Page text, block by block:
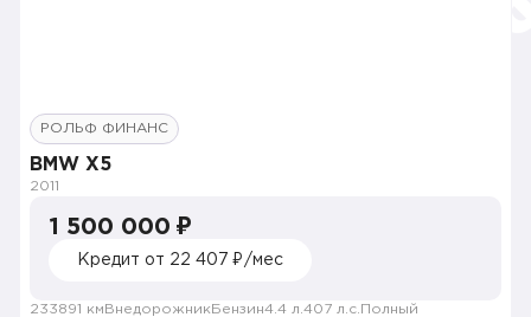
РОЛЬФ ФИНАНС
BMW X5
2011
1 500 000 ₽
Кредит от 22 407 ₽/мес
233891 км Внедорожник Бензин4.4 л. 407 л.с. Полный